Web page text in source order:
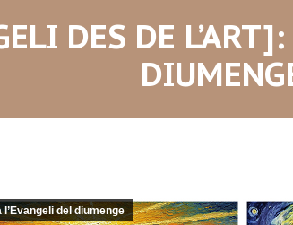
DES DE
del diumenge